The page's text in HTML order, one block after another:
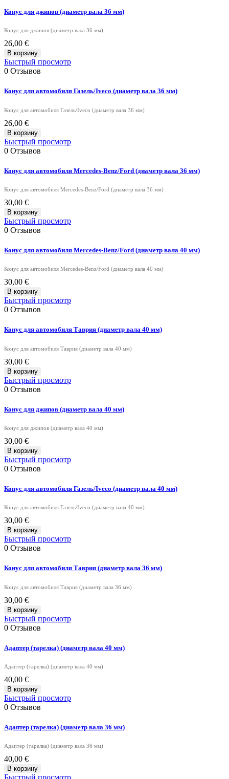
Конус для джипов (диаметр вала 36 мм)
Конус для джипов (диаметр вала 36 мм)
26,00 €
В корзину
Быстрый просмотр
0 Отзывов
Конус для автомобиля Газель/Iveco (диаметр вала 36 мм)
Конус для автомобиля Газель/Iveco (диаметр вала 36 мм)
26,00 €
В корзину
Быстрый просмотр
0 Отзывов
Конус для автомобиля Mercedes-Benz/Ford (диаметр вала 36 мм)
Конус для автомобиля Mercedes-Benz/Ford (диаметр вала 36 мм)
30,00 €
В корзину
Быстрый просмотр
0 Отзывов
Конус для автомобиля Mercedes-Benz/Ford (диаметр вала 40 мм)
Конус для автомобиля Mercedes-Benz/Ford (диаметр вала 40 мм)
30,00 €
В корзину
Быстрый просмотр
0 Отзывов
Конус для автомобиля Таврия (диаметр вала 40 мм)
Конус для автомобиля Таврия (диаметр вала 40 мм)
30,00 €
В корзину
Быстрый просмотр
0 Отзывов
Конус для джипов (диаметр вала 40 мм)
Конус для джипов (диаметр вала 40 мм)
30,00 €
В корзину
Быстрый просмотр
0 Отзывов
Конус для автомобиля Газель/Iveco (диаметр вала 40 мм)
Конус для автомобиля Газель/Iveco (диаметр вала 40 мм)
30,00 €
В корзину
Быстрый просмотр
0 Отзывов
Конус для автомобиля Таврия (диаметр вала 36 мм)
Конус для автомобиля Таврия (диаметр вала 36 мм)
30,00 €
В корзину
Быстрый просмотр
0 Отзывов
Адаптер (тарелка) (диаметр вала 40 мм)
Адаптер (тарелка) (диаметр вала 40 мм)
40,00 €
В корзину
Быстрый просмотр
0 Отзывов
Адаптер (тарелка) (диаметр вала 36 мм)
Адаптер (тарелка) (диаметр вала 36 мм)
40,00 €
В корзину